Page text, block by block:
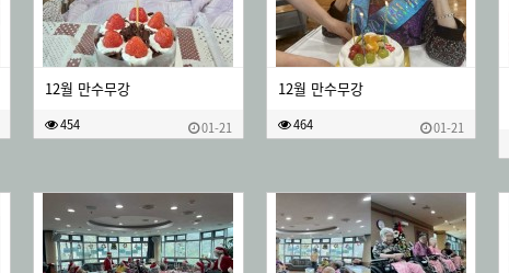
12월 만수무강
454 01-21
12월 만수무강
464 01-21